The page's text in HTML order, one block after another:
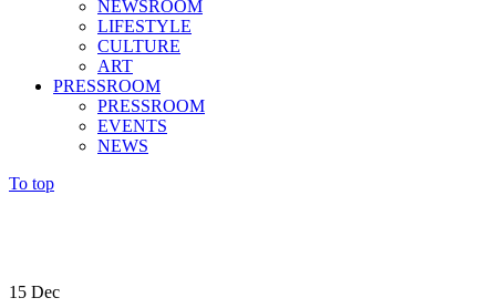
NEWSROOM
LIFESTYLE
CULTURE
ART
PRESSROOM
PRESSROOM
EVENTS
NEWS
To top
15 Dec